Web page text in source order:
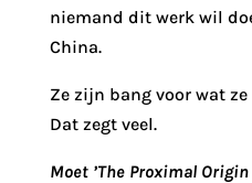
niemand dit werk wil
China.
Ze zijn bang voor wat
Dat zegt veel.
Moet ’The Proximal